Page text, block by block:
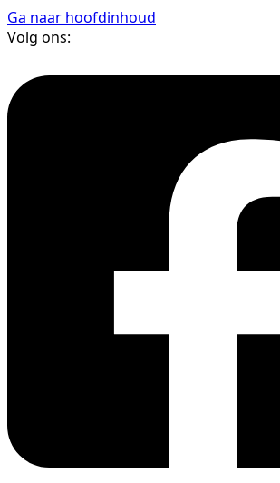
Ga naar hoofdinhoud
Volg ons: